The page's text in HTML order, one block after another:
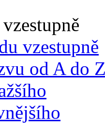
vzestupně
od A do